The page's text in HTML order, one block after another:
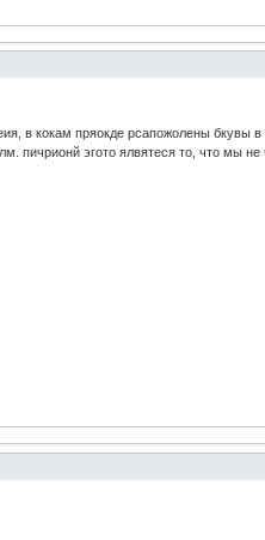
в кокам пряокде рсапожолены
пичрионй эгото ялвятеся то, что мы